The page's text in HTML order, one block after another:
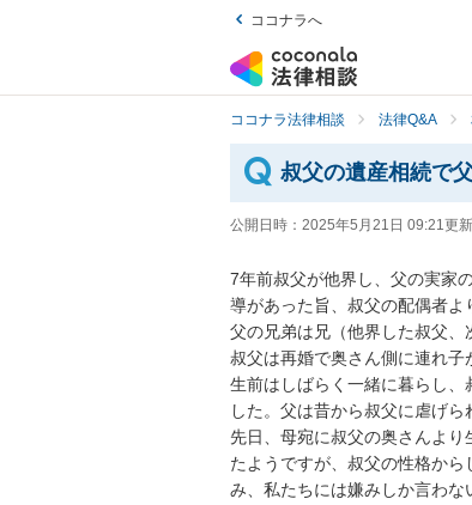
ココナラへ
ココナラ法律相談 法律Q&A
叔父の遺産相続で
公開日時： 2025年5月21日 09:21更
7年前叔父が他界し、父の実家
導があった旨、叔父の配偶者よ
父の兄弟は兄（他界した叔父、
叔父は再婚で奥さん側に連れ
生前はしばらく一緒に暮らし
した。父は昔から叔父に虐げ
先日、母宛に叔父の奥さんよ
たようですが、叔父の性格か
み、私たちには嫌みしか言わ